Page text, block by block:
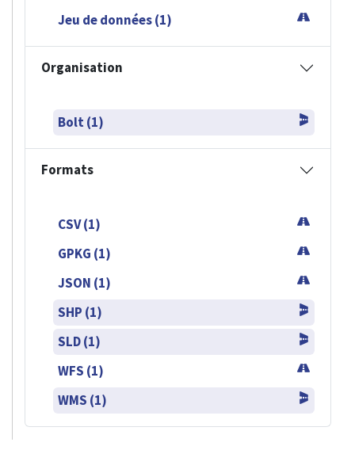
Jeu de données (1)
Organisation
Bolt (1)
Formats
CSV (1)
GPKG (1)
JSON (1)
SHP (1)
SLD (1)
WFS (1)
WMS (1)